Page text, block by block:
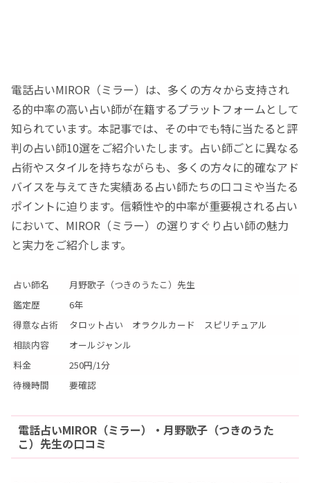
電話占いMIROR（ミラー）は、多くの方々から支持され
る的中率の高い占い師が在籍するプラットフォームとして
知られています。本記事では、その中でも特に当たると評
判の占い師10選をご紹介いたします。占い師ごとに異なる
占術やスタイルを持ちながらも、多くの方々に的確なアド
バイスを与えてきた実績ある占い師たちの口コミや当たる
ポイントに迫ります。信頼性や的中率が重要視される占い
において、MIROR（ミラー）の選りすぐり占い師の魅力
と実力をご紹介します。
占い師名
月野歌子（つきのうたこ）先生
鑑定歴
6年
得意な占術
タロット占い オラクルカード スピリチュアル
相談内容
オールジャンル
料金
250円/1分
待機時間
要確認
電話占いMIROR（ミラー）・月野歌子（つきのうた
こ）先生の口コミ